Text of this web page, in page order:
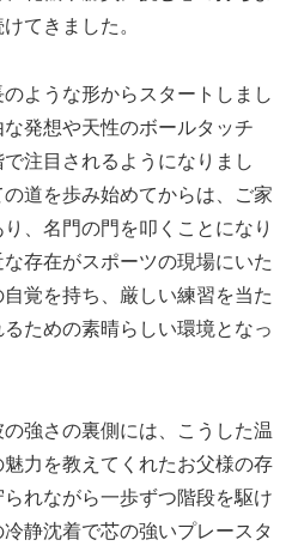
てきました。
ような形からスタートしまし
発想や天性のボールタッチ
注目されるようになりまし
道を歩み始めてからは、ご家
、名門の門を叩くことになり
存在がスポーツの現場にいた
覚を持ち、厳しい練習を当た
ための素晴らしい環境となっ
強さの裏側には、こうした温
力を教えてくれたお父様の存
れながら一歩ずつ階段を駆け
冷静沈着で芯の強いプレースタ